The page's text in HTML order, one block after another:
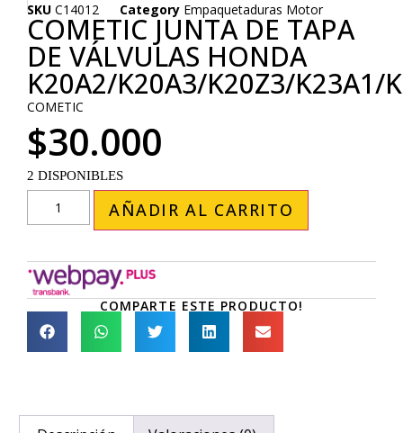
SKU C14012 Category Empaquetaduras Motor
COMETIC JUNTA DE TAPA
DE VÁLVULAS HONDA
K20A2/K20A3/K20Z3/K23A1/
COMETIC
$30.000
2 DISPONIBLES
AÑADIR AL CARRITO
COMPARTE ESTE PRODUCTO!